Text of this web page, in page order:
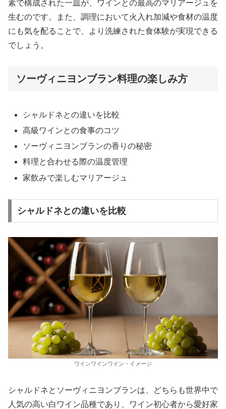
素で構成された一皿が、ワインとの最高のマリアージュを
生むのです。また、調理において火入れ加減や食材の温度
にも気を配ることで、より洗練された食体験が実現できる
でしょう。
ソーヴィニヨンブラン料理の楽しみ方
シャルドネとの違いを比較
高級ワインとの食事のコツ
ソーヴィニヨンブランの香りの秘密
料理と合わせる際の温度管理
家飲みで楽しむマリアージュ
シャルドネとの違いを比較
ワインワインワイン・イメージ
シャルドネとソーヴィニヨンブランは、どちらも世界中で
人気の高い白ワイン品種であり、ワイン初心者から愛好家